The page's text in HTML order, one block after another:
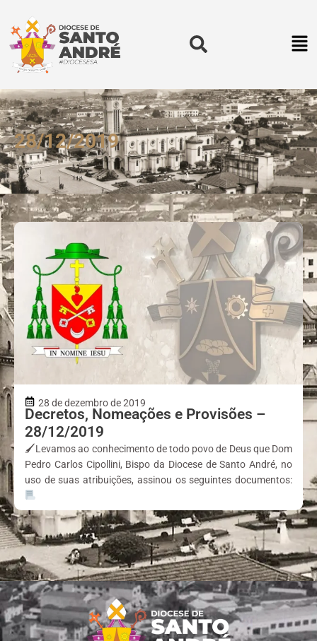
28/12/2019
28 de dezembro de 2019
Decretos, Nomeações e Provisões –
28/12/2019
🖌Levamos ao conhecimento de todo povo de Deus que Dom
Pedro Carlos Cipollini, Bispo da Diocese de Santo André, no
uso de suas atribuições, assinou os seguintes documentos: